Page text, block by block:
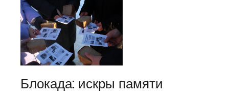
Блокада: искры памяти